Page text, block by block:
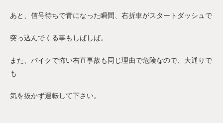
あと、信号待ちで青になった瞬間、右折車がスタートダッシュで
突っ込んでくる事もしばしば。
また、バイクで怖い右直事故も同じ理由で危険なので、大通りで
も
気を抜かず運転して下さい。